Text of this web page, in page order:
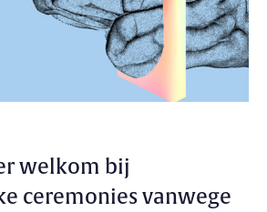
welkom bij
ceremonies vanwege